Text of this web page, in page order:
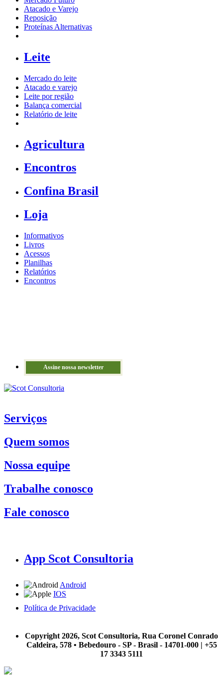
Atacado e Varejo
Reposição
Proteínas Alternativas
Leite
Mercado do leite
Atacado e varejo
Leite por região
Balança comercial
Relatório de leite
Agricultura
Encontros
Confina Brasil
Loja
Informativos
Livros
Acessos
Planilhas
Relatórios
Encontros
Assine nossa newsletter
Serviços
Quem somos
Nossa equipe
Trabalhe conosco
Fale conosco
App Scot Consultoria
Android
IOS
Política de Privacidade
Copyright 2026, Scot Consultoria, Rua Coronel Conrado
Caldeira, 578 • Bebedouro - SP - Brasil - 14701-000 | +55
17 3343 5111